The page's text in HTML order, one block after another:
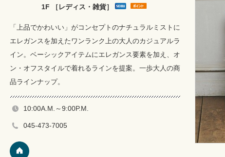
1F ［レディス・雑貨］
「上品でかわいい」がコンセプトのナチュラルミストに
エレガンスを加えたワンランク上の大人のカジュアルラ
イン。ベーシックアイテムにエレガンス要素を加え、オ
ン・オフスタイルで着れるラインを提案。一歩大人の商
品ラインナップ。
10:00A.M.～9:00P.M.
045-473-7005